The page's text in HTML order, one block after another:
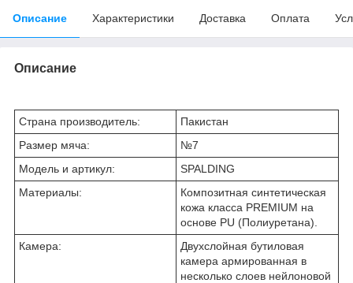
Описание Характеристики Доставка Оплата
Описание
Страна производитель:
Пакистан
Размер мяча:
№7
Модель и артикул:
SPALDING
Материалы:
Композитная синтетическая
кожа класса PREMIUM на
основе PU (Полиуретана).
Камера:
Двухслойная бутиловая
камера армированная в
несколько слоев нейлоновой